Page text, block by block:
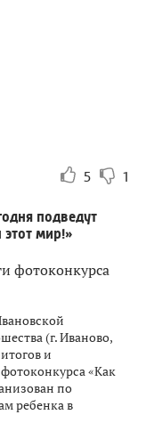
5 1
подведут
этот мир!»
(г. Иваново,
и
«Как
по
ребенка в